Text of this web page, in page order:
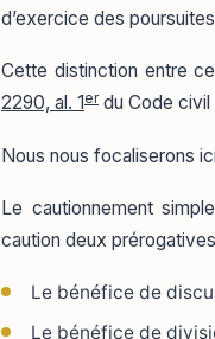
d’exercice des
Cette distinction entre
2290, al. 1 er du Code
Nous nous focaliserons
Le cautionnement
caution deux
Le bénéfice de
Le bénéfice de